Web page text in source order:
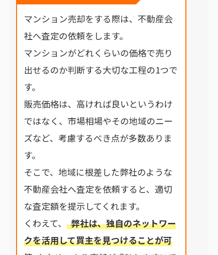
マンション売却をする際は、不動産会
社へ査定の依頼をします。
マンションがどれくらいの価格で売り
出せるのか判断する大切な工程の1つで
す。
販売価格は、高ければ良いというわけ
ではなく、市場相場やその地域のニー
ズなど、考慮するべき点が多数ありま
す。
そこで、地域に根差した弊社のような
不動産会社へ査定を依頼すると、適切
な査定額を提示してくれます。
くわえて、
弊社は、独自のネットワー
クを活用して買主を見つけることが可